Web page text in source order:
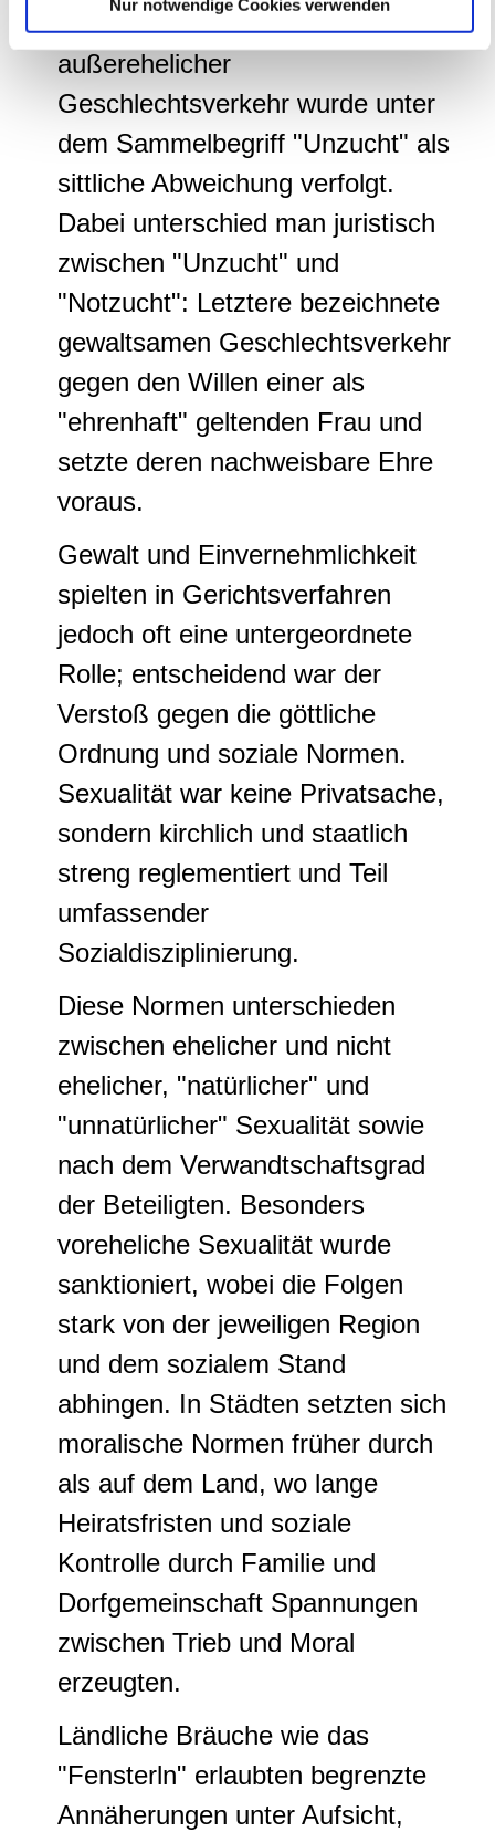
weiteren Daten zusammen, die Sie ihnen bereitgestellt
haben oder die sie im Rahmen Ihrer Nutzung der Dienste
gesammelt haben.
Nur notwendige Cookies verwenden
als legitim; vorehelicher oder
außerehelicher
Geschlechtsverkehr wurde unter
dem Sammelbegriff "Unzucht" als
sittliche Abweichung verfolgt.
Dabei unterschied man juristisch
zwischen "Unzucht" und
"Notzucht": Letztere bezeichnete
gewaltsamen Geschlechtsverkehr
gegen den Willen einer als
"ehrenhaft" geltenden Frau und
setzte deren nachweisbare Ehre
voraus.
Gewalt und Einvernehmlichkeit
spielten in Gerichtsverfahren
jedoch oft eine untergeordnete
Rolle; entscheidend war der
Verstoß gegen die göttliche
Ordnung und soziale Normen.
Sexualität war keine Privatsache,
sondern kirchlich und staatlich
streng reglementiert und Teil
umfassender
Sozialdisziplinierung.
Diese Normen unterschieden
zwischen ehelicher und nicht
ehelicher, "natürlicher" und
"unnatürlicher" Sexualität sowie
nach dem Verwandtschaftsgrad
der Beteiligten. Besonders
voreheliche Sexualität wurde
sanktioniert, wobei die Folgen
stark von der jeweiligen Region
und dem sozialem Stand
abhingen. In Städten setzten sich
moralische Normen früher durch
als auf dem Land, wo lange
Heiratsfristen und soziale
Kontrolle durch Familie und
Dorfgemeinschaft Spannungen
zwischen Trieb und Moral
erzeugten.
Ländliche Bräuche wie das
"Fensterln" erlaubten begrenzte
Annäherungen unter Aufsicht,